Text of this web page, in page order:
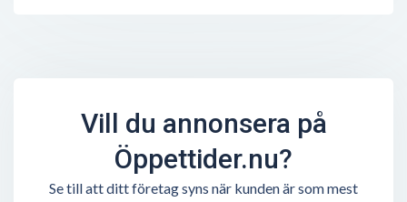
Vill du annonsera på
Öppettider.nu?
Se till att ditt företag syns när kunden är som mest